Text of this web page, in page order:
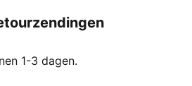
dragen
1-3 dagen.